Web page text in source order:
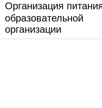
Организация
образовательной
организации